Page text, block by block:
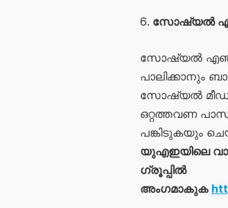
സോഷ്യൽ
സോഷ്യൽ
പാലിക്കാനും
സോഷ്യൽ
ഒറ്റത്തവണ
പങ്കിടുകയും
യുഎഇയിലെ
ഗ്രൂപ്പിൽ
അംഗമാകുക